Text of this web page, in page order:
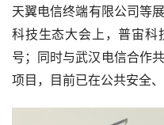
天翼电信终端有限公司等
科技生态大会上，普宙科
号；同时与武汉电信合作
项目，目前已在公共安全